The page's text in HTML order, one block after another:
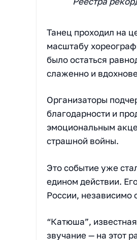
Танец проходил на
масштабу
было остаться
слаженно и
Организаторы
благодарности и
эмоциональным
страшной войны.
Это событие уже
едином действии.
России, независимо
“Катюша”,
звучание — на этот